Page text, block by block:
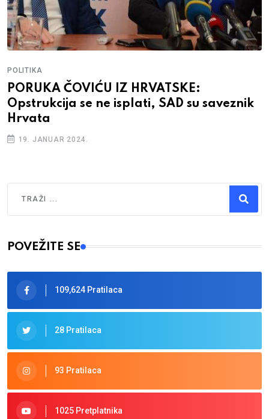
POLITIKA
PORUKA ČOVIĆU IZ HRVATSKE:
Opstrukcija se ne isplati, SAD su saveznik
Hrvata
19. JANUAR 2024.
Type 2 or more characters for results.
POVEŽITE SE
109,624 Pratilaca
28 Pratilaca
93 Pratilaca
1025 Pretplatnika